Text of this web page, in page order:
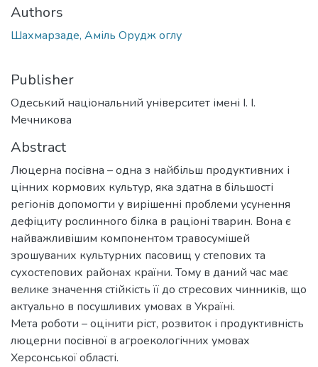
Authors
Шахмарзаде, Аміль Орудж оглу
Publisher
Одеський національний університет імені І. І.
Мечникова
Abstract
Люцерна посівна – одна з найбільш продуктивних і
цінних кормових культур, яка здатна в більшості
регіонів допомогти у вирішенні проблеми усунення
дефіциту рослинного білка в раціоні тварин. Вона є
найважливішим компонентом травосумішей
зрошуваних культурних пасовищ у степових та
сухостепових районах країни. Тому в даний час має
велике значення стійкість її до стресових чинників, що
актуально в посушливих умовах в Україні.
Мета роботи – оцінити ріст, розвиток і продуктивність
люцерни посівної в агроекологічних умовах
Херсонської області.